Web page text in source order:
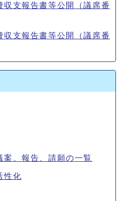
収支報告書等公開（議席番
収支報告書等公開（議席番
、報告、請願の一覧
性化